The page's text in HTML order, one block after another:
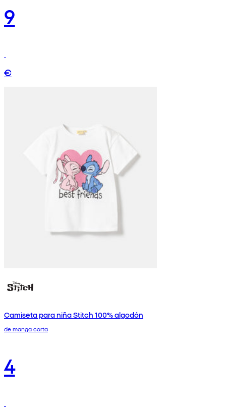
9
€
Camiseta para niña Stitch 100% algodón
de manga corta
4